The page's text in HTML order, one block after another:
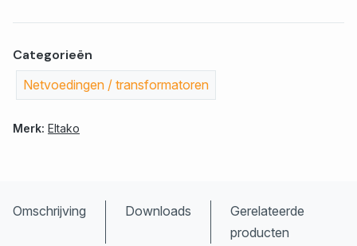
Categorieën
Netvoedingen / transformatoren
Merk: Eltako
Omschrijving Downloads
Gerelateerde
producten